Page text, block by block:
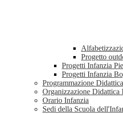
Progetto
Progetti Infanzia
Progetti Infanzia
Programmazione
Organizzazione Didattica
Orario Infanzia
Sedi della Scuola